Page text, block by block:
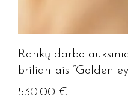
Rankų darbo
briliantais “Golden
530.00 €